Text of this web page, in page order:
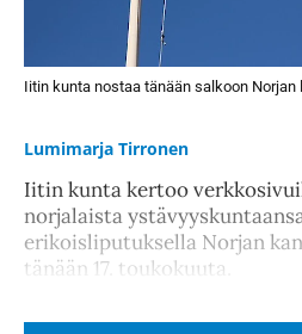
Iitin kunta nostaa tänään salkoon Norjan
Lumimarja Tirronen
Iitin kunta kertoo
norjalaista
erikoisliputuksella Norjan
tänään 17. toukokuuta.